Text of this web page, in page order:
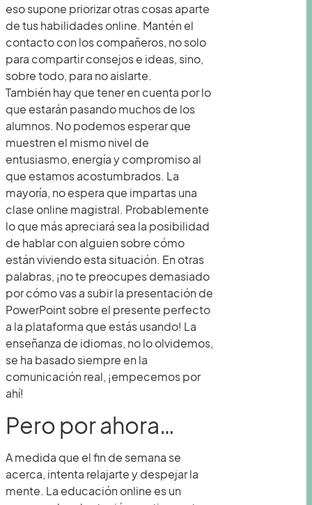
eso supone priorizar otras cosas aparte
de tus habilidades online. Mantén el
contacto con los compañeros, no solo
para compartir consejos e ideas, sino,
sobre todo, para no aislarte.
También hay que tener en cuenta por lo
que estarán pasando muchos de los
alumnos. No podemos esperar que
muestren el mismo nivel de
entusiasmo, energía y compromiso al
que estamos acostumbrados. La
mayoría, no espera que impartas una
clase online magistral. Probablemente
lo que más apreciará sea la posibilidad
de hablar con alguien sobre cómo
están viviendo esta situación. En otras
palabras, ¡no te preocupes demasiado
por cómo vas a subir la presentación de
PowerPoint sobre el presente perfecto
a la plataforma que estás usando! La
enseñanza de idiomas, no lo olvidemos,
se ha basado siempre en la
comunicación real, ¡empecemos por
ahí!
Pero por ahora…
A medida que el fin de semana se
acerca, intenta relajarte y despejar la
mente. La educación online es un